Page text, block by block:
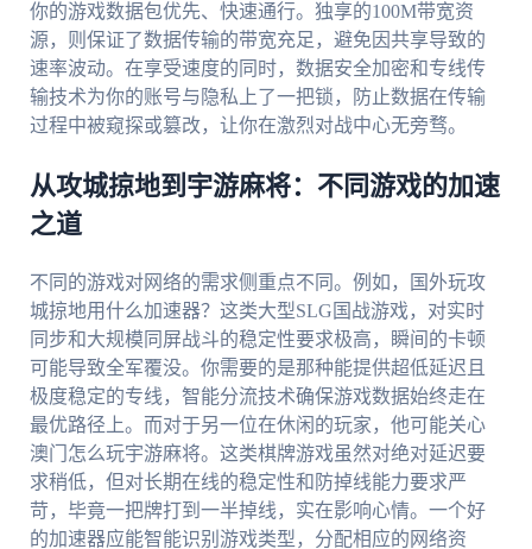
你的游戏数据包优先、快速通行。独享的100M带宽资
源，则保证了数据传输的带宽充足，避免因共享导致的
速率波动。在享受速度的同时，数据安全加密和专线传
输技术为你的账号与隐私上了一把锁，防止数据在传输
过程中被窥探或篡改，让你在激烈对战中心无旁骛。
从攻城掠地到宇游麻将：不同游戏的加速
之道
不同的游戏对网络的需求侧重点不同。例如，国外玩攻
城掠地用什么加速器？这类大型SLG国战游戏，对实时
同步和大规模同屏战斗的稳定性要求极高，瞬间的卡顿
可能导致全军覆没。你需要的是那种能提供超低延迟且
极度稳定的专线，智能分流技术确保游戏数据始终走在
最优路径上。而对于另一位在休闲的玩家，他可能关心
澳门怎么玩宇游麻将。这类棋牌游戏虽然对绝对延迟要
求稍低，但对长期在线的稳定性和防掉线能力要求严
苛，毕竟一把牌打到一半掉线，实在影响心情。一个好
的加速器应能智能识别游戏类型，分配相应的网络资